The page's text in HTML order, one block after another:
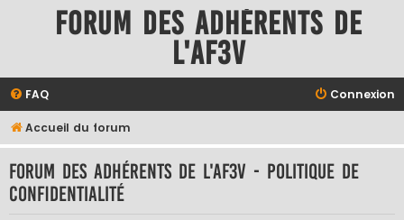
Forum des adhérents de
l'AF3V
FAQ Connexion
Accueil du forum
Forum des adhérents de l'AF3V - Politique de
confidentialité